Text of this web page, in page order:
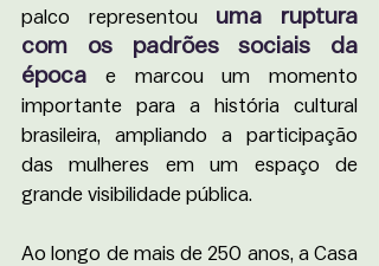
palco representou uma ruptura
com os padrões sociais da
época
e marcou um momento
importante para a história cultural
brasileira, ampliando a participação
das mulheres em um espaço de
grande visibilidade pública.
Ao longo de mais de 250 anos, a Casa